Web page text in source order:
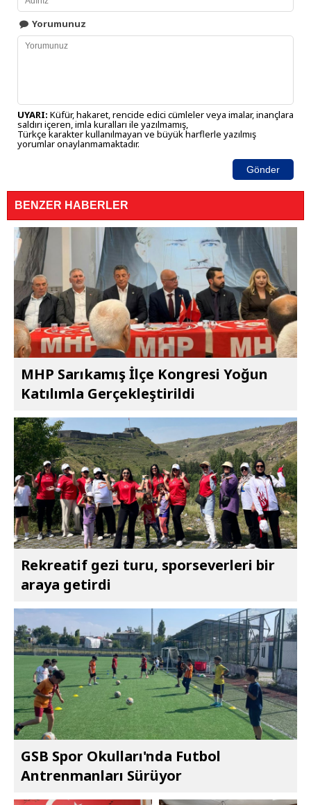
Yorumunuz
UYARI: Küfür, hakaret, rencide edici cümleler veya imalar, inançlara
saldırı içeren, imla kuralları ile yazılmamış,
Türkçe karakter kullanılmayan ve büyük harflerle yazılmış
yorumlar onaylanmamaktadır.
Gönder
BENZER HABERLER
MHP Sarıkamış İlçe Kongresi Yoğun
Katılımla Gerçekleştirildi
Rekreatif gezi turu, sporseverleri bir
araya getirdi
GSB Spor Okulları'nda Futbol
Antrenmanları Sürüyor